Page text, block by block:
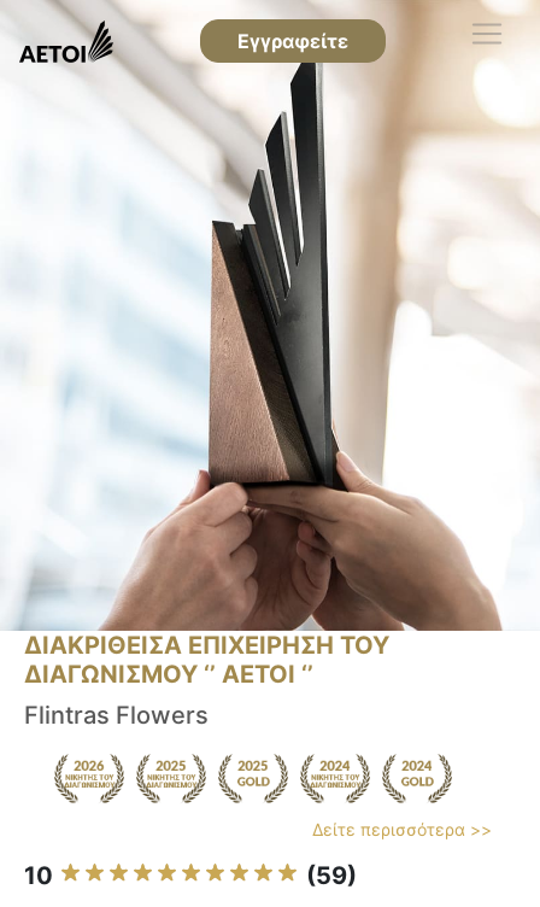
Εγγραφείτε
ΔΙΑΚΡΙΘΕΙΣΑ ΕΠΙΧΕΙΡΗΣΗ ΤΟΥ
ΔΙΑΓΩΝΙΣΜΟΥ ‘’ ΑΕΤΟΙ ‘’
Flintras Flowers
Δείτε περισσότερα >>
10 (59)